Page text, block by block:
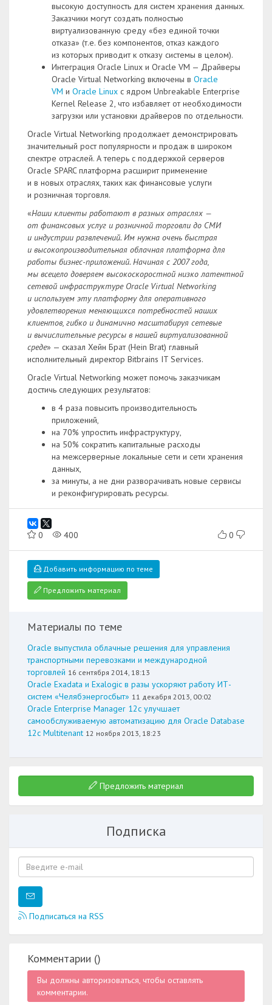
высокую доступность для систем хранения данных.
Заказчики могут создать полностью
виртуализованную среду «без единой точки
отказа» (т.е. без компонентов, отказ каждого
из которых приводит к отказу системы в целом).
Интеграция Oracle Linux и Oracle VM — Драйверы
Oracle Virtual Networking включены в Oracle
VM и Oracle Linux с ядром Unbreakable Enterprise
Kernel Release 2, что избавляет от необходимости
загрузки или установки драйверов по отдельности.
Oracle Virtual Networking продолжает демонстрировать
значительный рост популярности и продаж в широком
спектре отраслей. А теперь с поддержкой серверов
Oracle SPARC платформа расширит применение
и в новых отраслях, таких как финансовые услуги
и розничная торговля.
«Наши клиенты работают в разных отраслях —
от финансовых услуг и розничной торговли до СМИ
и индустрии развлечений. Им нужна очень быстрая
и высокопроизводительная облачная платформа для
работы бизнес-приложений. Начиная с 2007 года,
мы всецело доверяем высокоскоростной низко латентной
сетевой инфраструктуре Oracle Virtual Networking
и используем эту платформу для оперативного
удовлетворения меняющихся потребностей наших
клиентов, гибко и динамично масштабируя сетевые
и вычислительные ресурсы в нашей виртуализованной
среде» — сказал Хейн Брат (Hein Brat) главный
исполнительный директор Bitbrains IT Services.
Oracle Virtual Networking может помочь заказчикам
достичь следующих результатов:
в 4 раза повысить производительность
приложений,
на 70% упростить инфраструктуру,
на 50% сократить капитальные расходы
на межсерверные локальные сети и сети хранения
данных,
за минуты, а не дни разворачивать новые сервисы
и реконфигурировать ресурсы.
0 400 0
Добавить информацию по теме
Предложить материал
Материалы по теме
Oracle выпустила облачные решения для управления
транспортными перевозками и международной
торговлей 16 сентября 2014, 18:13
Oracle Exadata и Exalogic в разы ускоряют работу ИТ-
систем «Челябэнергосбыт» 11 декабря 2013, 00:02
Oracle Enterprise Manager 12c улучшает
самообслуживаемую автоматизацию для Oracle Database
12c Multitenant 12 ноября 2013, 18:23
Предложить материал
Подписка
Подписаться на RSS
Комментарии ()
Вы должны авторизоваться, чтобы оставлять
комментарии.